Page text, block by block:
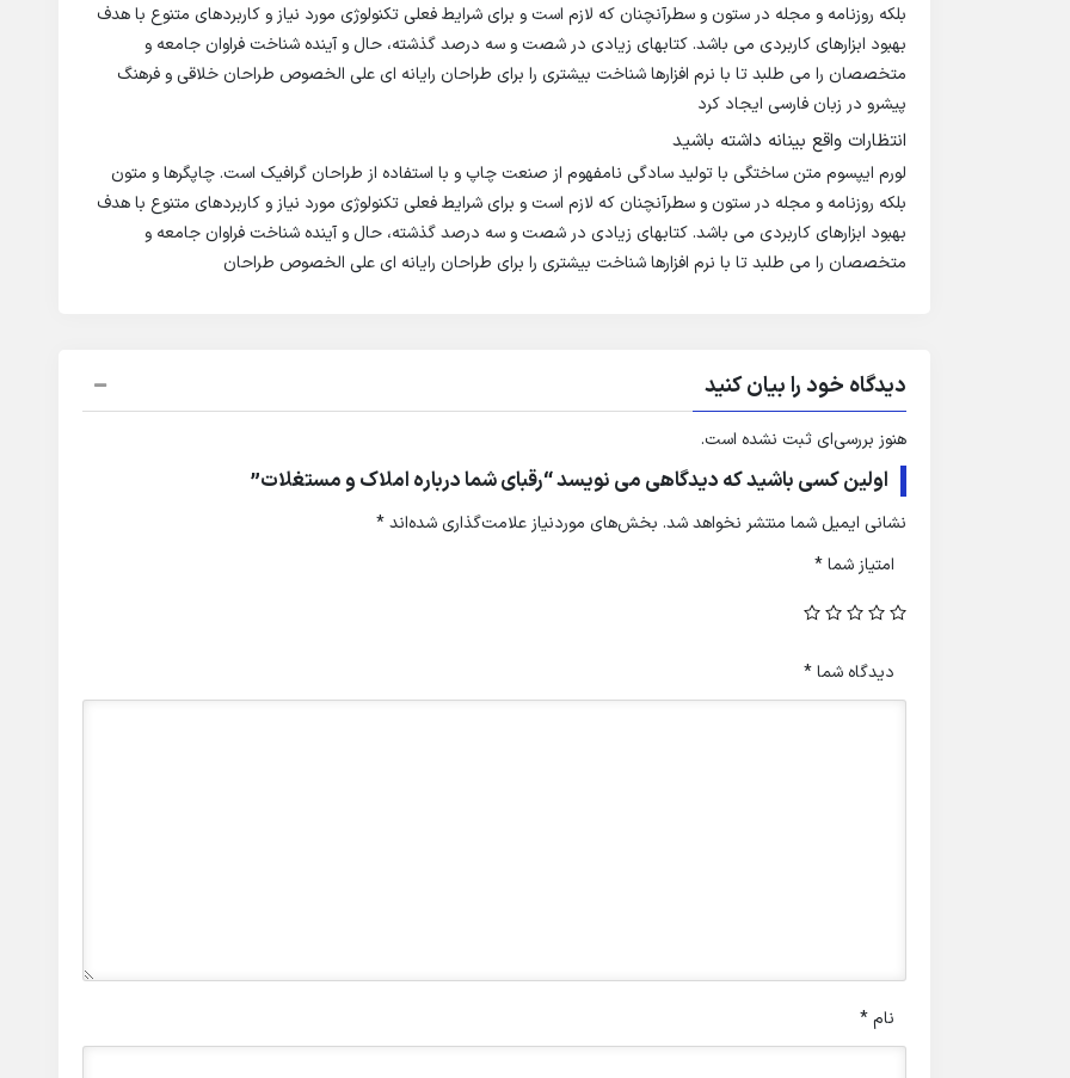
بلکه روزنامه و مجله در ستون و سطرآنچنان که لازم است و برای شرایط فعلی تکنولوژی مورد نیاز و کاربردهای متنوع با هدف
بهبود ابزارهای کاربردی می باشد. کتابهای زیادی در شصت و سه درصد گذشته، حال و آینده شناخت فراوان جامعه و
متخصصان را می طلبد تا با نرم افزارها شناخت بیشتری را برای طراحان رایانه ای علی الخصوص طراحان خلاقی و فرهنگ
پیشرو در زبان فارسی ایجاد کرد
انتظارات واقع بینانه داشته باشید
لورم ایپسوم متن ساختگی با تولید سادگی نامفهوم از صنعت چاپ و با استفاده از طراحان گرافیک است. چاپگرها و متون
بلکه روزنامه و مجله در ستون و سطرآنچنان که لازم است و برای شرایط فعلی تکنولوژی مورد نیاز و کاربردهای متنوع با هدف
بهبود ابزارهای کاربردی می باشد. کتابهای زیادی در شصت و سه درصد گذشته، حال و آینده شناخت فراوان جامعه و
متخصصان را می طلبد تا با نرم افزارها شناخت بیشتری را برای طراحان رایانه ای علی الخصوص طراحان
دیدگاه خود را بیان کنید
هنوز بررسی‌ای ثبت نشده است.
اولین کسی باشید که دیدگاهی می نویسد “رقبای شما درباره املاک و مستغلات”
نشانی ایمیل شما منتشر نخواهد شد. بخش‌های موردنیاز علامت‌گذاری شده‌اند*
امتیاز شما*
دیدگاه شما*
نام*